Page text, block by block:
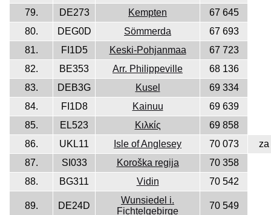
79.
DE273 Kempten
67 645
80.
DEG0D Sömmerda
67 693
81.
FI1D5 Keski-Pohjanmaa
67 723
82.
BE353 Arr. Philippeville
68 136
83.
DEB3G Kusel
69 334
84.
FI1D8 Kainuu
69 639
85.
EL523 Κιλκίς
69 858
86.
UKL11 Isle of Anglesey 70 073
za
87.
SI033 Koroška regija
70 358
88.
BG311 Vidin 70 542
89. DE24D
Wunsiedel i.
Fichtelgebirge
70 549